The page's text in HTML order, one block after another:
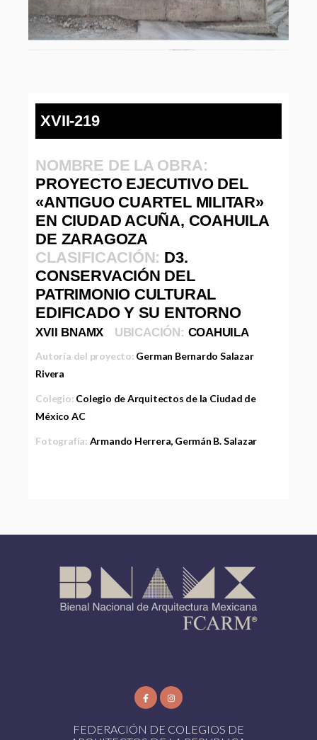
XVII-219
NOMBRE DE LA OBRA:
PROYECTO EJECUTIVO DEL
«ANTIGUO CUARTEL MILITAR»
EN CIUDAD ACUÑA, COAHUILA
DE ZARAGOZA
CLASIFICACIÓN: D3.
CONSERVACIÓN DEL
PATRIMONIO CULTURAL
EDIFICADO Y SU ENTORNO
XVII BNAMX UBICACIÓN: COAHUILA
Autoría del proyecto: German Bernardo Salazar
Rivera
Colegio: Colegio de Arquitectos de la Ciudad de
México AC
Fotografía: Armando Herrera, Germán B. Salazar
FEDERACIÓN DE COLEGIOS DE